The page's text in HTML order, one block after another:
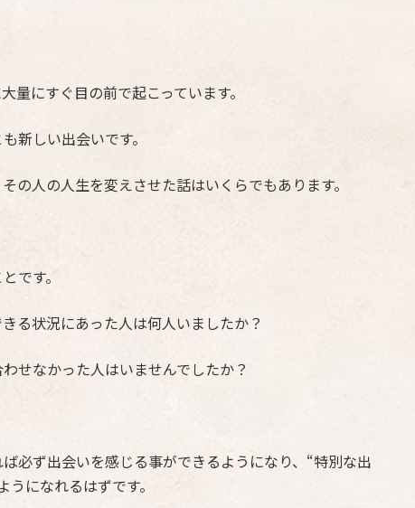
量にすぐ目の前で起こっています。
新しい出会いです。
の人の人生を変えさせた話はいくらでもあります。
です。
る状況にあった人は何人いましたか？
せなかった人はいませんでしたか？
必ず出会いを感じる事ができるようになり、“特別な出
になれるはずです。